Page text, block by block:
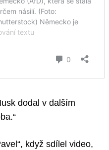
dodal v dalším
když sdílel video,